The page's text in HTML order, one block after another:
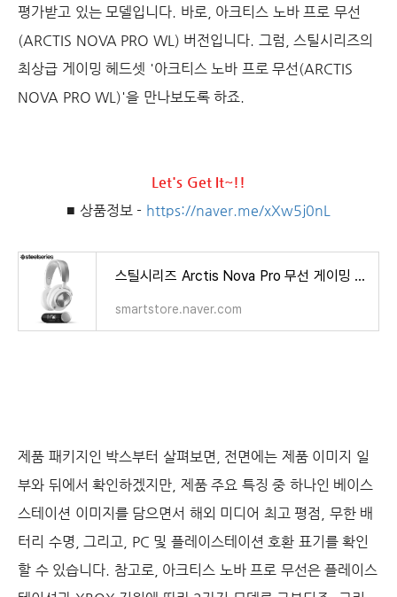
평가받고 있는 모델입니다. 바로, 아크티스 노바 프로 무선
(ARCTIS NOVA PRO WL) 버전입니다. 그럼, 스틸시리즈의
최상급 게이밍 헤드셋 '아크티스 노바 프로 무선(ARCTIS
NOVA PRO WL)'을 만나보도록 하죠.
Let's Get It~!!
■ 상품정보 - https://naver.me/xXw5j0nL
스틸시리즈 Arctis Nova Pro 무선 게이밍 헤드셋 화이트 : 스틸시리즈 공식몰
smartstore.naver.com
제품 패키지인 박스부터 살펴보면, 전면에는 제품 이미지 일
부와 뒤에서 확인하겠지만, 제품 주요 특징 중 하나인 베이스
스테이션 이미지를 담으면서 해외 미디어 최고 평점, 무한 배
터리 수명, 그리고, PC 및 플레이스테이션 호환 표기를 확인
할 수 있습니다. 참고로, 아크티스 노바 프로 무선은 플레이스